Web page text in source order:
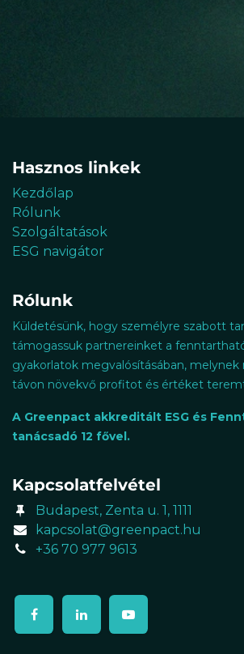
Hasznos linkek
Kezdőlap
Rólunk
Szolgáltatások
ESG navigátor
Rólunk
Küldetésünk, hogy személyre szabott
támogassuk partnereinket a
gyakorlatok megvalósításában, melynek
távon növekvő profitot és értéket
A Greenpact akkreditált ESG és
tanácsadó 12 fővel.
Kapcsolatfelvétel
Budapest, Zenta u. 1, 1111
kapcsolat@greenpact.hu
+36 70 977 9613